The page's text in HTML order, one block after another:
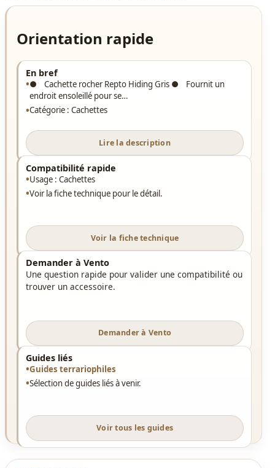
Orientation rapide
En bref
● Cachette rocher Repto Hiding Gris ● Fournit un
endroit ensoleillé pour se…
Catégorie : Cachettes
Lire la description
Compatibilité rapide
Usage : Cachettes
Voir la fiche technique pour le détail.
Voir la fiche technique
Demander à Vento
Une question rapide pour valider une compatibilité ou
trouver un accessoire.
Demander à Vento
Guides liés
Guides terrariophiles
Sélection de guides liés à venir.
Voir tous les guides